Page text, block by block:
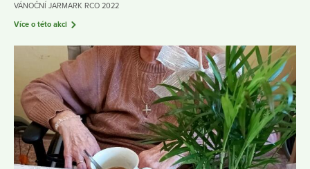
VÁNOČNÍ JARMARK RCO 2022
Více o této akci